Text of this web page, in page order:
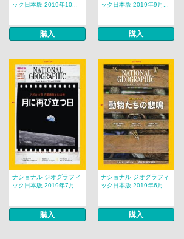
ック日本版 2019年10...
購入
ック日本版 2019年9月...
購入
ナショナル ジオグラフィ
ック日本版 2019年7月...
購入
ナショナル ジオグラフィ
ック日本版 2019年6月...
購入